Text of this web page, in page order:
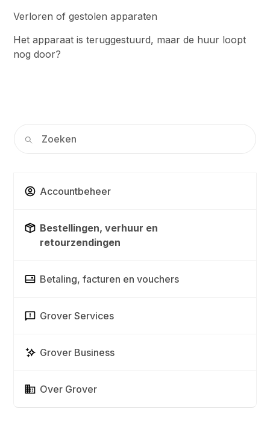
Accountbeheer
Bestellingen, verhuur en
retourzendingen
Betaling, facturen en vouchers
Grover Services
Grover Business
Over Grover
Verloren of gestolen apparaten
Het apparaat is teruggestuurd, maar de huur loopt
nog door?